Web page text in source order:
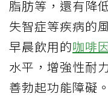
脂肪等，還有降
失智症等疾病的
早晨飲用的咖啡
水平，增強性耐
善勃起功能障礙。